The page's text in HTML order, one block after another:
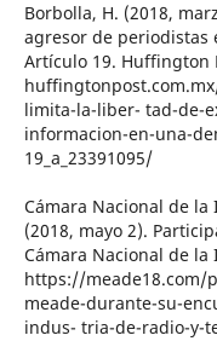
Borbolla, H. (2018,
agresor de periodistas
Artículo 19. Huffington
limita-la-liber- tad-de-
informacion-en-una-
19_a_23391095/
Cámara Nacional de
(2018, mayo 2).
Cámara Nacional de
https://meade18.com/
meade-durante-su-
indus- tria-de-radio-y-